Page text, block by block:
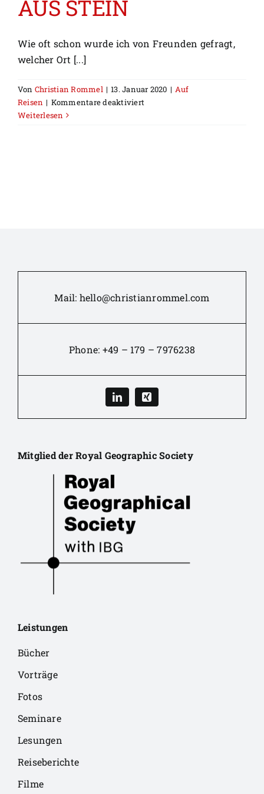
AUS STEIN
Wie oft schon wurde ich von Freunden gefragt,
welcher Ort [...]
Von Christian Rommel | 13. Januar 2020 | Auf
Reisen | Kommentare deaktiviertfür
Weiterlesen
Mail: hello@christianrommel.com
Phone: +49 – 179 – 7976238
Mitglied der Royal Geographic Society
Leistungen
Bücher
Vorträge
Fotos
Seminare
Lesungen
Reiseberichte
Filme